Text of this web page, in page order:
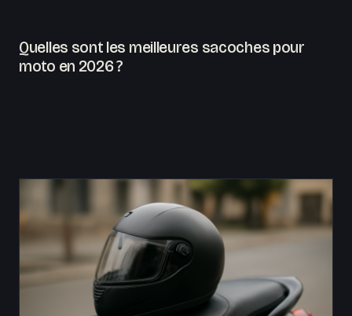
Quelles sont les meilleures sacoches pour
moto en 2026 ?